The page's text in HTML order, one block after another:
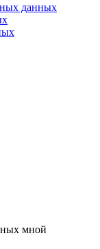
данных
мной